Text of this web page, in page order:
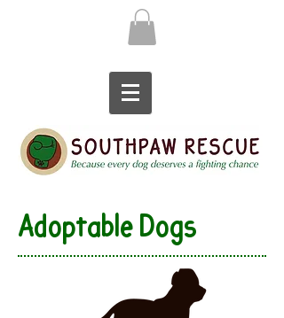
Adoptable Dogs